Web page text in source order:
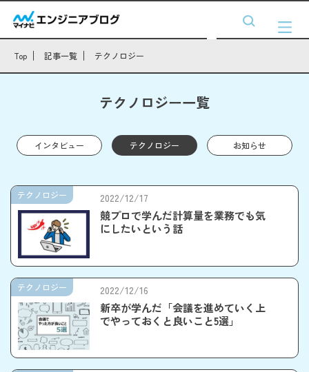
Top 記事一覧 テクノロジー
テクノロジー一覧
インタビュー テクノロジー お知らせ
2022/12/17
競プロで学んだ計算量を業務でも気
にしたいという話
テクノロジー
2022/12/16
新卒が学んだ「会議を進めていく上
でやっておくと良いこと5選」
テクノロジー